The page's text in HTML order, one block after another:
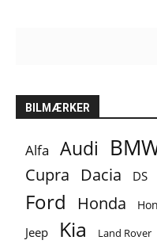
BILMÆRKER
Alfa Audi
Cupra Dacia DS
Ford Honda
Jeep Kia Land Rover